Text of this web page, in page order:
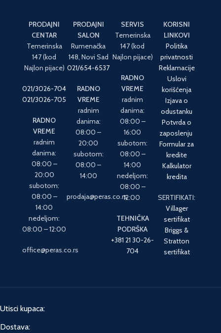
PRODAJNI
CENTAR
Temerinska
147 (kod
Najlon pijace)
021/3026-704
021/3026-705
RADNO
VREME
radnim
danima:
08:00 –
20:00
subotom:
08:00 –
14:00
nedeljom:
08:00 – 12:00
office@peras.co.rs
PRODAJNI
SALON
Rumenačka
148, Novi Sad
021/654-6537
RADNO
VREME
radnim
danima:
08:00 –
20:00
subotom:
08:00 –
14:00
prodaja@peras.co.rs
SERVIS
Temerinska
147 (kod
Najlon pijace)
RADNO
VREME
radnim
danima:
08:00 –
16:00
subotom:
08:00 –
14:00
nedeljom:
08:00 –
12:00
TEHNIČKA
PODRŠKA
+381 21 30-26-
704
KORISNI
LINKOVI
Politika
privatnosti
Reklamacije
Uslovi
korišćenja
Izjava o
odustanku
Potvrda o
zaposlenju
Formular za
kredite
Kalkulator
kredita
SERTIFIKATI:
Villager
sertifikat
Briggs &
Stratton
sertifikat
Utisci kupaca:
Dostava: